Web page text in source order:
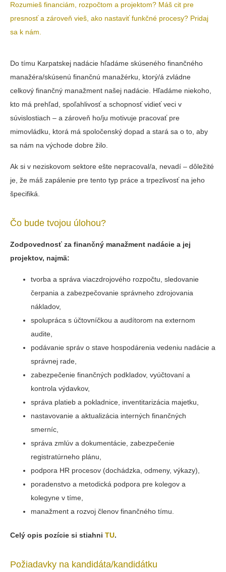
Rozumieš financiám, rozpočtom a projektom? Máš cit pre
presnosť a zároveň vieš, ako nastaviť funkčné procesy? Pridaj
sa k nám.
Do tímu Karpatskej nadácie hľadáme skúseného finančného
manažéra/skúsenú finančnú manažérku, ktorý/á zvládne
celkový finančný manažment našej nadácie. Hľadáme niekoho,
kto má prehľad, spoľahlivosť a schopnosť vidieť veci v
súvislostiach – a zároveň ho/ju motivuje pracovať pre
mimovládku, ktorá má spoločenský dopad a stará sa o to, aby
sa nám na východe dobre žilo.
Ak si v neziskovom sektore ešte nepracoval/a, nevadí – dôležité
je, že máš zapálenie pre tento typ práce a trpezlivosť na jeho
špecifiká.
Čo bude tvojou úlohou?
Zodpovednosť za finančný manažment nadácie a jej
projektov, najmä:
tvorba a správa viaczdrojového rozpočtu, sledovanie
čerpania a zabezpečovanie správneho zdrojovania
nákladov,
spolupráca s účtovníčkou a audítorom na externom
audite,
podávanie správ o stave hospodárenia vedeniu nadácie a
správnej rade,
zabezpečenie finančných podkladov, vyúčtovaní a
kontrola výdavkov,
správa platieb a pokladnice, inventitarizácia majetku,
nastavovanie a aktualizácia interných finančných
smerníc,
správa zmlúv a dokumentácie, zabezpečenie
registratúrneho plánu,
podpora HR procesov (dochádzka, odmeny, výkazy),
poradenstvo a metodická podpora pre kolegov a
kolegyne v tíme,
manažment a rozvoj členov finančného tímu.
Celý opis pozície si stiahni TU.
Požiadavky na kandidáta/kandidátku